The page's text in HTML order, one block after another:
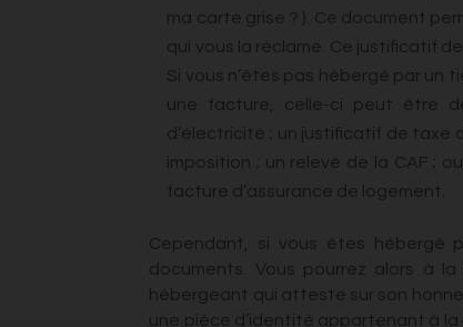
ma carte grise ? ). Ce document
qui vous la réclame. Ce justificatif
Si vous n’êtes pas hébergé par un
une facture, celle-ci peut être
d’électricité ; un justificatif de taxe
imposition ; un relevé de la CAF ;
facture d’assurance de logement.
Cependant, si vous êtes hébergé
documents. Vous pourrez alors à
hébergeant qui atteste sur son
une pièce d’identité appartenant à